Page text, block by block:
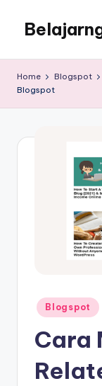
content
Blog
Home Blogspot
Blogspot
Posted
in
Blogspot
Cara